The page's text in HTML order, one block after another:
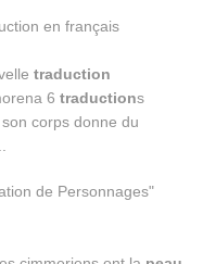
traduction
6 traductions
corps donne du